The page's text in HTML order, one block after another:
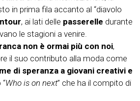
in prima fila accanto al “diavolo
, ai lati delle passerelle durante
le stagioni a venire.
non è ormai più con noi,
il suo contributo alla moda come
di speranza a giovani creativi e
Who is on next” che ha il compito di